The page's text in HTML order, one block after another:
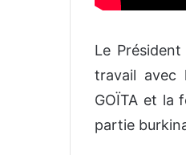
Le
travail avec
GOÏTA et la
partie